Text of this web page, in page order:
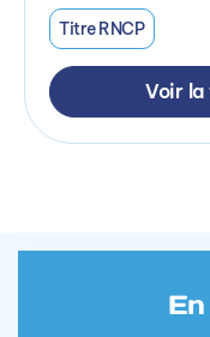
Titre RNCP
Voir